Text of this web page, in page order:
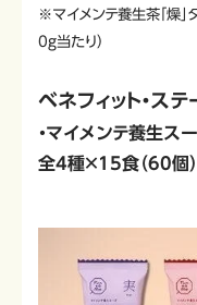
※マイメンテ養生茶「燥
0g当たり）
ベネフィット・ス
・マイメンテ養生ス
全4種×15食（60個）